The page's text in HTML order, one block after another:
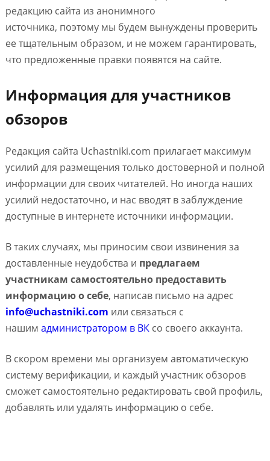
редакцию сайта из анонимного
источника, поэтому мы будем вынуждены проверить
ее тщательным образом, и не можем гарантировать,
что предложенные правки появятся на сайте.
Информация для участников
обзоров
Редакция сайта Uchastniki.com прилагает максимум
усилий для размещения только достоверной и полной
информации для своих читателей. Но иногда наших
усилий недостаточно, и нас вводят в заблуждение
доступные в интернете источники информации.
В таких случаях, мы приносим свои извинения за
доставленные неудобства и предлагаем
участникам самостоятельно предоставить
информацию о себе, написав письмо на адрес
info@uchastniki.com или связаться с
нашим администратором в ВКсо своего аккаунта.
В скором времени мы организуем автоматическую
систему верификации, и каждый участник обзоров
сможет самостоятельно редактировать свой профиль,
добавлять или удалять информацию о себе.